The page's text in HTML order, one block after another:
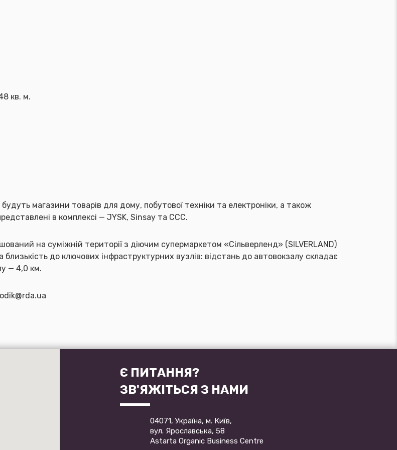
кв. м.
магазини товарів для дому, побутової техніки та електроніки, а також
в комплексі — JYSK, Sinsay та CCC.
на суміжній території з діючим супермаркетом «Сільверленд» (SILVERLAND)
до ключових інфраструктурних вузлів: відстань до автовокзалу складає
— 4,0 км.
Є ПИТАННЯ?
ЗВ'ЯЖІТЬСЯ З НАМИ
04071, Україна, м. Київ,
вул. Ярославська, 58
Astarta Organic Business Centre